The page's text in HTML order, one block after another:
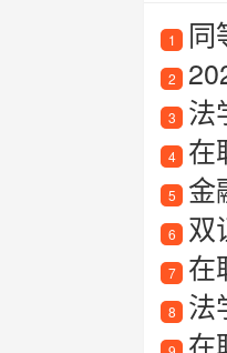
1 同
2
3 法
4 在
5 金
6 双
7 在
8 法
在